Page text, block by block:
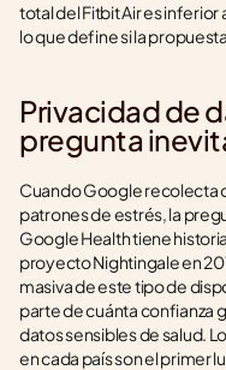
total del Fitbit Air es inferior
lo que define si la
Privacidad de
pregunta
Cuando Google recolecta
patrones de estrés, la
Google Health tiene
proyecto Nightingale en
masiva de este tipo de
parte de cuánta confianza
datos sensibles de salud.
en cada país son el primer